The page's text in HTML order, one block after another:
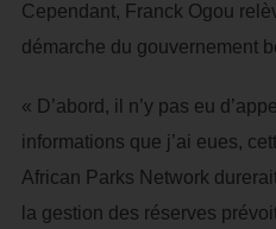
Cependant, Franck Ogou
démarche du gouvernement
« D’abord, il n’y pas eu
informations que j’ai eues,
African Parks Network
la gestion des réserves